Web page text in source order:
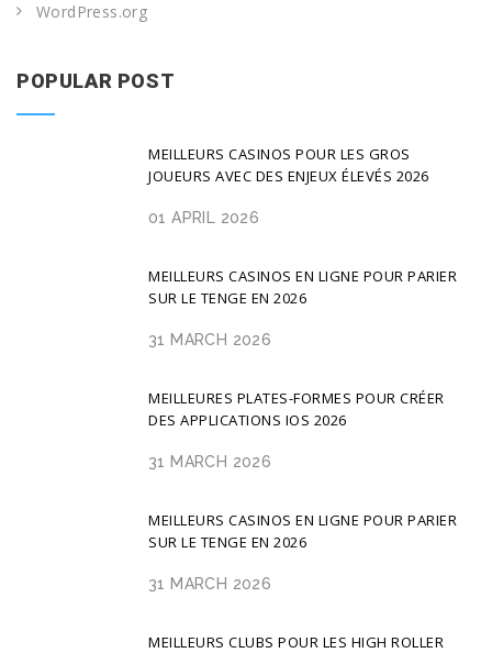
WordPress.org
POPULAR POST
MEILLEURS CASINOS POUR LES GROS
JOUEURS AVEC DES ENJEUX ÉLEVÉS 2026
01 APRIL 2026
MEILLEURS CASINOS EN LIGNE POUR PARIER
SUR LE TENGE EN 2026
31 MARCH 2026
MEILLEURES PLATES-FORMES POUR CRÉER
DES APPLICATIONS IOS 2026
31 MARCH 2026
MEILLEURS CASINOS EN LIGNE POUR PARIER
SUR LE TENGE EN 2026
31 MARCH 2026
MEILLEURS CLUBS POUR LES HIGH ROLLER